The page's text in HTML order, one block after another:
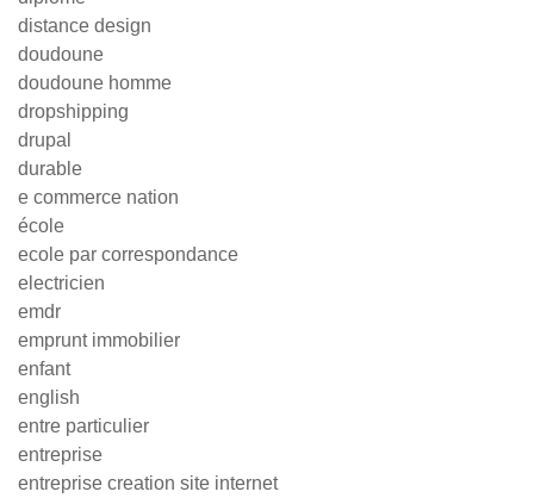
distance design
doudoune
doudoune homme
dropshipping
drupal
durable
e commerce nation
école
ecole par correspondance
electricien
emdr
emprunt immobilier
enfant
english
entre particulier
entreprise
entreprise creation site internet